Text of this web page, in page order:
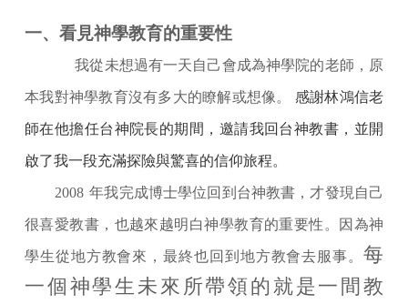
一、看見神學教育的重要性
我從未想過有一天自己會成為神學院的老師，原
本我對神學教育沒有多大的瞭解或想像。 感謝林鴻信老
師在他擔任台神院長的期間，邀請我回台神教書，並開
啟了我一段充滿探險與驚喜的信仰旅程。
2008 年我完成博士學位回到台神教書，才發現自己
很喜愛教書，也越來越明白神學教育的重要性。因為神
學生從地方教會來，最終也回到地方教會去服事。 每
一個神學生未來所帶領的就是一間教